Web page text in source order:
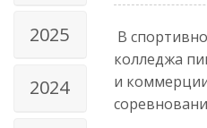
2025
2024
В
колледжа
и